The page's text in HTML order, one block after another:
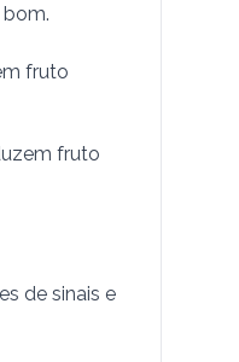
bom.
fruto
fruto
de sinais e